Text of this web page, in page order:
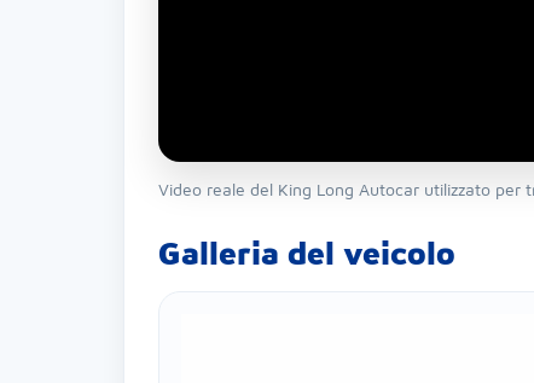
Video reale del King Long Autocar utilizzato per
Galleria del veicolo